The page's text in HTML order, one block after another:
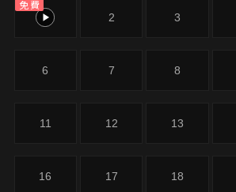
程中，回憶起高中時間，重拾碎片，拾
再續前緣。
免費
1 2 3
6 7 8
11 12 13
16 17 18